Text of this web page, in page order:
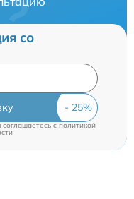
со
соглашаетесь cполитикой